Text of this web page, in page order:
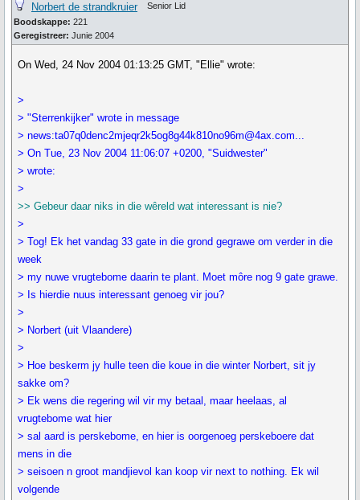
Norbert de strandkruier
Boodskappe: 221
Geregistreer: Junie 2004
Senior Lid
On Wed, 24 Nov 2004 01:13:25 GMT, "Ellie" wrote:
>
> "Sterrenkijker" wrote in message
> news:ta07q0denc2mjeqr2k5og8g44k810no96m@4ax.com...
> On Tue, 23 Nov 2004 11:06:07 +0200, "Suidwester"
> wrote:
>
>> Gebeur daar niks in die wêreld wat interessant is nie?
>
> Tog! Ek het vandag 33 gate in die grond gegrawe om verder in die
week
> my nuwe vrugtebome daarin te plant. Moet môre nog 9 gate grawe.
> Is hierdie nuus interessant genoeg vir jou?
>
> Norbert (uit Vlaandere)
>
> Hoe beskerm jy hulle teen die koue in die winter Norbert, sit jy
sakke om?
> Ek wens die regering wil vir my betaal, maar heelaas, al
vrugtebome wat hier
> sal aard is perskebome, en hier is oorgenoeg perskeboere dat
mens in die
> seisoen n groot mandjievol kan koop vir next to nothing. Ek wil
volgende